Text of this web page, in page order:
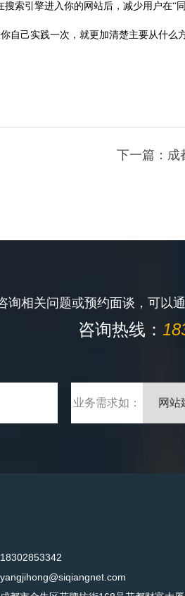
索引擎进入你的网站后，减少用户在“
自己实践一次，就更加清楚主要从什么
下一篇：成
询相关问题或预约面谈，可以
咨询热线：
业务需求如：